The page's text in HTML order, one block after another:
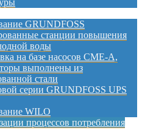
GRUNDFOSS
станции повышения
воды
на базе насосов CME-A,
выполнены из
стали
серии GRUNDFOSS UPS
WILO
процессов потребления